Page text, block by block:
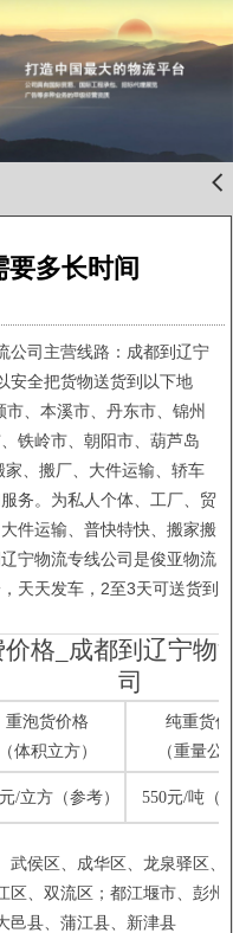
󰊒
要多长时间
公司主营线路：成都到辽宁
安全把货物送货到以下地
、本溪市、丹东市、锦州
铁岭市、朝阳市、葫芦岛
、搬厂、大件运输、轿车
务。为私人个体、工厂、贸
件运输、普快特快、搬家搬
宁物流专线公司是俊亚物流
天天发车，2至3天可送货到
格_成都到辽宁物
司
重泡货价格
（体积立方）
纯重货
（重量公
/立方（参考） 550元/吨（
武侯区、成华区、龙泉驿区、
区、双流区；都江堰市、彭州
邑县、蒲江县、新津县